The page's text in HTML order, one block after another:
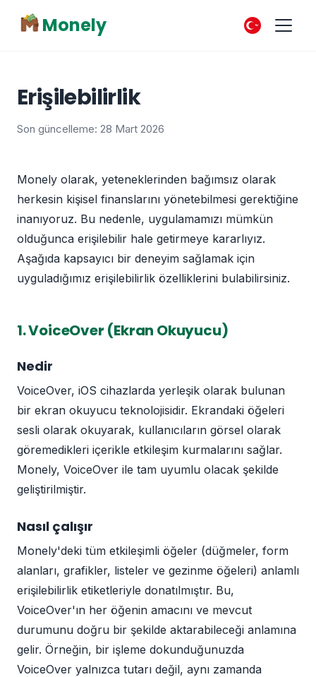
Monely
Erişilebilirlik
Son güncelleme: 28 Mart 2026
Monely olarak, yeteneklerinden bağımsız olarak
herkesin kişisel finanslarını yönetebilmesi gerektiğine
inanıyoruz. Bu nedenle, uygulamamızı mümkün
olduğunca erişilebilir hale getirmeye kararlıyız.
Aşağıda kapsayıcı bir deneyim sağlamak için
uyguladığımız erişilebilirlik özelliklerini bulabilirsiniz.
1. VoiceOver (Ekran Okuyucu)
Nedir
VoiceOver, iOS cihazlarda yerleşik olarak bulunan
bir ekran okuyucu teknolojisidir. Ekrandaki öğeleri
sesli olarak okuyarak, kullanıcıların görsel olarak
göremedikleri içerikle etkileşim kurmalarını sağlar.
Monely, VoiceOver ile tam uyumlu olacak şekilde
geliştirilmiştir.
Nasıl çalışır
Monely'deki tüm etkileşimli öğeler (düğmeler, form
alanları, grafikler, listeler ve gezinme öğeleri) anlamlı
erişilebilirlik etiketleriyle donatılmıştır. Bu,
VoiceOver'ın her öğenin amacını ve mevcut
durumunu doğru bir şekilde aktarabileceği anlamına
gelir. Örneğin, bir işleme dokunduğunuzda
VoiceOver yalnızca tutarı değil, aynı zamanda